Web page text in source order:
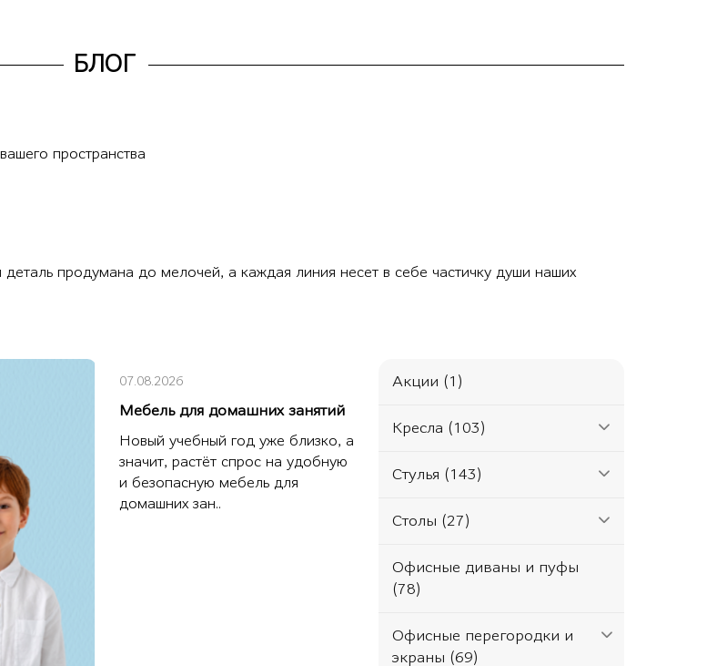
БЛОГ
пространства
продумана до мелочей, а каждая линия несет в себе частичку души наших
07.08.2026
Мебель для домашних занятий
Новый учебный год уже близко, а
значит, растёт спрос на удобную
и безопасную мебель для
домашних зан..
Акции (1)
Кресла (103)
Стулья (143)
Столы (27)
Офисные диваны и пуфы
(78)
Офисные перегородки и
экраны (69)